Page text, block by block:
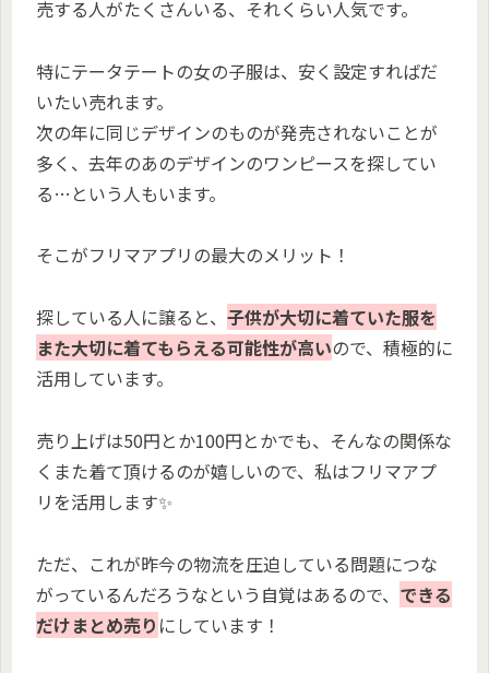
売する人がたくさんいる、それくらい人気です。
特にテータテートの女の子服は、安く設定すればだ
いたい売れます。
次の年に同じデザインのものが発売されないことが
多く、去年のあのデザインのワンピースを探してい
る…という人もいます。
そこがフリマアプリの最大のメリット！
探している人に譲ると、 子供が大切に着ていた服を
また大切に着てもらえる可能性が高いので、積極的に
活用しています。
売り上げは50円とか100円とかでも、そんなの関係な
くまた着て頂けるのが嬉しいので、私はフリマアプ
リを活用します✨
ただ、これが昨今の物流を圧迫している問題につな
がっているんだろうなという自覚はあるので、 できる
だけまとめ売り にしています！